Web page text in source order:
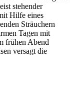
stehender
Hilfe eines
Sträuchern
Tagen mit
frühen Abend
versagt die